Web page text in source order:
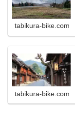
tabikura-bike.com
tabikura-bike.com